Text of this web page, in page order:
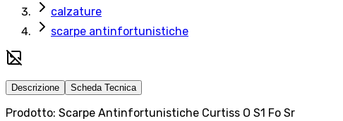
calzature
scarpe antinfortunistiche
Descrizione Scheda Tecnica
Prodotto: Scarpe Antinfortunistiche Curtiss O S1 Fo Sr